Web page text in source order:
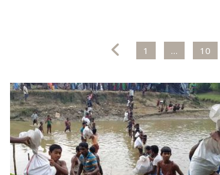
1 … 10